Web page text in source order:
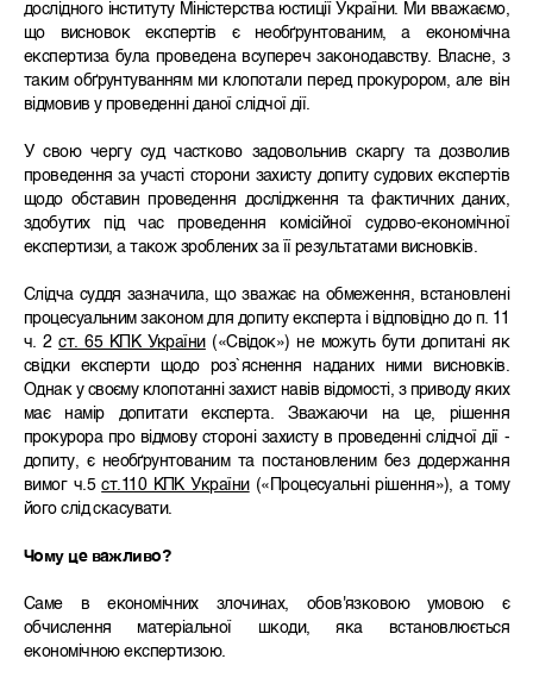
дослідного інституту Міністерства юстиції України. Ми вважаємо,
що висновок експертів є необґрунтованим, а економічна
експертиза була проведена всупереч законодавству. Власне, з
таким обґрунтуванням ми клопотали перед прокурором, але він
відмовив у проведенні даної слідчої дії.
У свою чергу суд частково задовольнив скаргу та дозволив
проведення за участі сторони захисту допиту судових експертів
щодо обставин проведення дослідження та фактичних даних,
здобутих під час проведення комісійної судово-економічної
експертизи, а також зроблених за її результатами висновків.
Cлідча суддя зазначила, що зважає на обмеження, встановлені
процесуальним законом для допиту експерта і відповідно до п. 11
ч. 2ст. 65 КПК України(«Свідок») не можуть бути допитані як
свідки експерти щодо роз`яснення наданих ними висновків.
Однак у своєму клопотанні захист навів відомості, з приводу яких
має намір допитати експерта. Зважаючи на це, рішення
прокурора про відмову стороні захисту в проведенні слідчої дії -
допиту, є необґрунтованим та постановленим без додержання
вимог ч.5ст.110 КПК України(«Процесуальні рішення»), а тому
його слід скасувати.
Чому це важливо?
Саме в економічних злочинах, обов'язковою умовою є
обчислення матеріальної шкоди, яка встановлюється
економічною експертизою.